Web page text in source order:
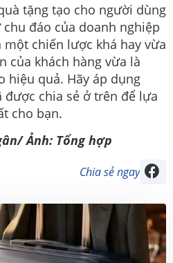
tặng tạo cho người dùng
đáo của doanh nghiệp
chiến lược khá hay vừa
của khách hàng vừa là
hiệu quả. Hãy áp dụng
chia sẻ ở trên để lựa
cho bạn.
Ảnh: Tổng hợp
Chia sẻ ngay